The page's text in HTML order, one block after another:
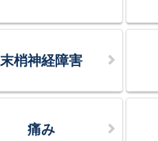
末梢神経障害
痛み